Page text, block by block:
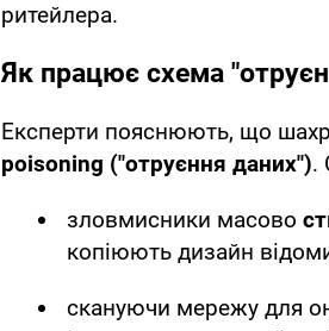
ритейлера.
Як працює схема
Експерти пояснюють, що
poisoning ("отруєння даних").
зловмисники масово
копіюють дизайн
скануючи мережу для